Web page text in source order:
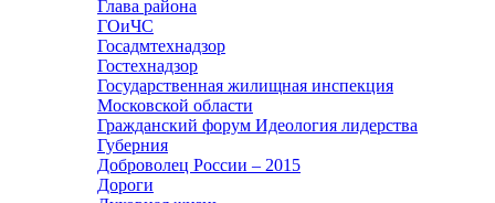
Глава района
ГОиЧС
Госадмтехнадзор
Гостехнадзор
Государственная жилищная инспекция
Московской области
Гражданский форум Идеология лидерства
Губерния
Доброволец России – 2015
Дороги